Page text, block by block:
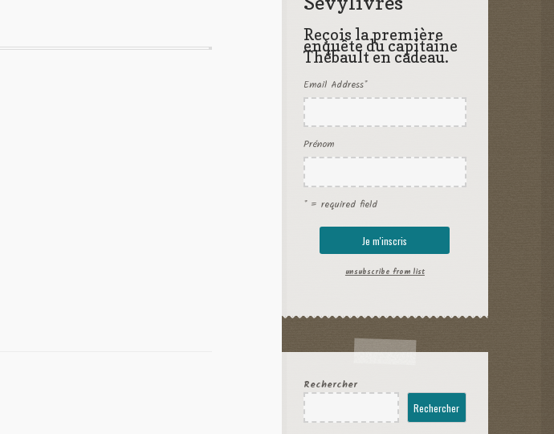
Reçois la première
enquête du capitaine
Thébault en cadeau.
Email Address*
Prénom
* = required field
unsubscribe from list
Rechercher
Rechercher